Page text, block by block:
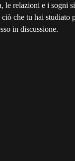
le relazioni e i sogni
che tu hai studiato
in discussione.